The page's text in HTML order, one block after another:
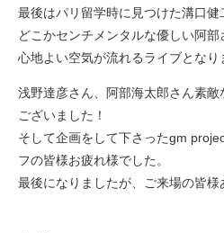
最後はパリ留学時に見つけた溝口健
どこかセンチメンタルな優しい阿部
心地よい空気が流れるライブとなり
浅野達彦さん、阿部海太郎さん素
ございました！
そして企画をして下さったgm
フの皆様お疲れ様でした。
最後になりましたが、ご来場の皆様